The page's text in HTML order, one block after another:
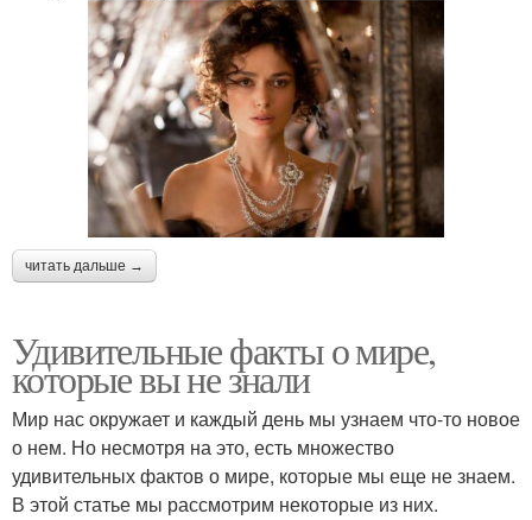
читать дальше →
Удивительные факты о мире,
которые вы не знали
Мир нас окружает и каждый день мы узнаем что-то новое
о нем. Но несмотря на это, есть множество
удивительных фактов о мире, которые мы еще не знаем.
В этой статье мы рассмотрим некоторые из них.